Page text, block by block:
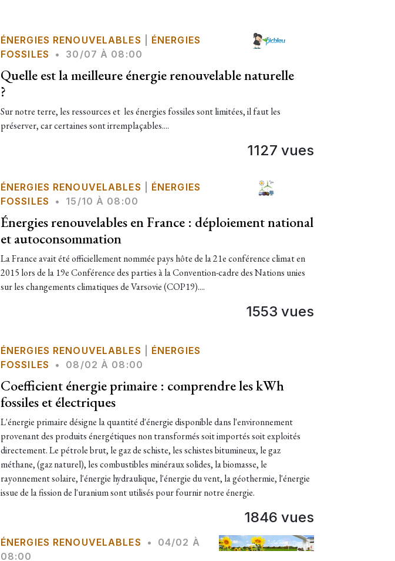
ÉNERGIES RENOUVELABLES
ÉNERGIES
FOSSILES
• 30/07 À 08:00
Quelle est la meilleure énergie renouvelable naturelle
?
Sur notre terre, les ressources et les énergies fossiles sont limitées, il faut les
préserver, car certaines sont irremplaçables....
1127 vues
ÉNERGIES RENOUVELABLES
ÉNERGIES
FOSSILES
• 15/10 À 08:00
Énergies renouvelables en France : déploiement national
et autoconsommation
La France avait été officiellement nommée pays hôte de la 21e conférence climat en
2015 lors de la 19e Conférence des parties à la Convention-cadre des Nations unies
sur les changements climatiques de Varsovie (COP19)....
1553 vues
ÉNERGIES RENOUVELABLES
ÉNERGIES
FOSSILES
• 08/02 À 08:00
Coefficient énergie primaire : comprendre les kWh
fossiles et électriques
L'énergie primaire désigne la quantité d'énergie disponible dans l'environnement
provenant des produits énergétiques non transformés soit importés soit exploités
directement. Le pétrole brut, le gaz de schiste, les schistes bitumineux, le gaz
méthane, (gaz naturel), les combustibles minéraux solides, la biomasse, le
rayonnement solaire, l'énergie hydraulique, l'énergie du vent, la géothermie, l'énergie
issue de la fission de l'uranium sont utilisés pour fournir notre énergie.
1846 vues
ÉNERGIES RENOUVELABLES •
04/02 À
08:00